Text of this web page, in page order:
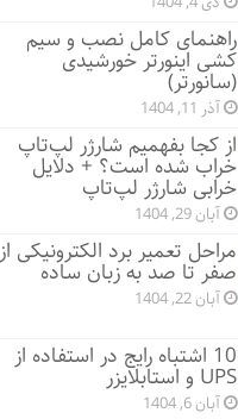
راهنمای کامل نصب و سیم
کشی اینورتر خورشیدی
(سانورتر)
آذر 11, 1404
از کجا بفهمیم شارژر لپ‌تاپ
خراب شده است؟ + دلایل
خرابی شارژر لپ‌تاپ
آبان 29, 1404
مراحل تعمیر برد الکترونیکی از
صفر تا صد به زبان ساده
آبان 22, 1404
10 اشتباه رایج در استفاده از
UPS و استابلایزر
آبان 6, 1404